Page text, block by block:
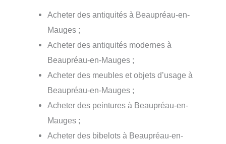
Acheter des antiquités à Beaupréau-en-
Mauges ;
Acheter des antiquités modernes à
Beaupréau-en-Mauges ;
Acheter des meubles et objets d’usage à
Beaupréau-en-Mauges ;
Acheter des peintures à Beaupréau-en-
Mauges ;
Acheter des bibelots à Beaupréau-en-